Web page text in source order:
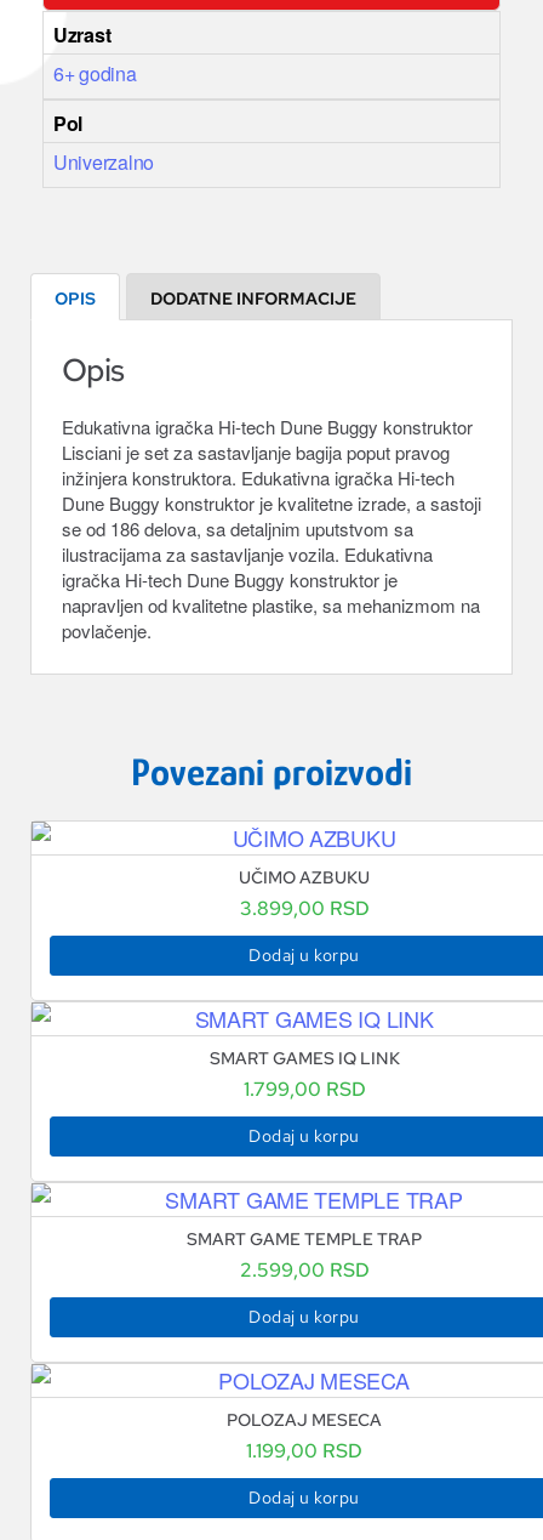
Uzrast
6+ godina
Pol
Univerzalno
OPIS DODATNE INFORMACIJE
Opis
Edukativna igračka Hi-tech Dune Buggy konstruktor
Lisciani je set za sastavljanje bagija poput pravog
inžinjera konstruktora. Edukativna igračka Hi-tech
Dune Buggy konstruktor je kvalitetne izrade, a sastoji
se od 186 delova, sa detaljnim uputstvom sa
ilustracijama za sastavljanje vozila. Edukativna
igračka Hi-tech Dune Buggy konstruktor je
napravljen od kvalitetne plastike, sa mehanizmom na
povlačenje.
Povezani proizvodi
UČIMO AZBUKU
3.899,00 RSD
Dodaj u korpu
SMART GAMES IQ LINK
1.799,00 RSD
Dodaj u korpu
SMART GAME TEMPLE TRAP
2.599,00 RSD
Dodaj u korpu
POLOZAJ MESECA
1.199,00 RSD
Dodaj u korpu